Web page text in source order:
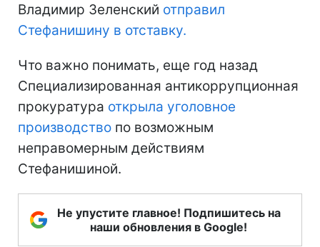
Владимир Зеленский отправил
Стефанишину в отставку.
Что важно понимать, еще год назад
Специализированная антикоррупционная
прокуратура открыла уголовное
производство по возможным
неправомерным действиям
Стефанишиной.
Не упустите главное! Подпишитесь на
наши обновления в Google!